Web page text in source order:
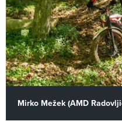
Mirko Mežek (AMD